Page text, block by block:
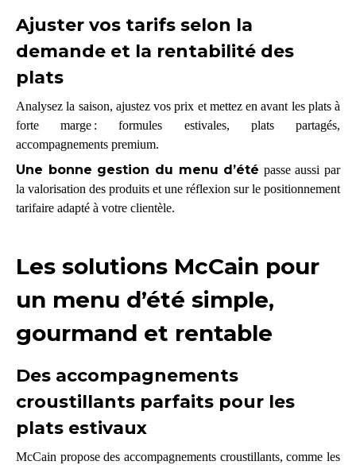
Ajuster vos tarifs selon la
demande et la rentabilité des
plats
Analysez la saison, ajustez vos prix et mettez en avant les plats à
forte marge : formules estivales, plats partagés,
accompagnements premium.
Une bonne gestion du menu d’été passe aussi par
la valorisation des produits et une réflexion sur le positionnement
tarifaire adapté à votre clientèle.
Les solutions McCain pour
un menu d’été simple,
gourmand et rentable
Des accompagnements
croustillants parfaits pour les
plats estivaux
McCain propose des accompagnements croustillants, comme les